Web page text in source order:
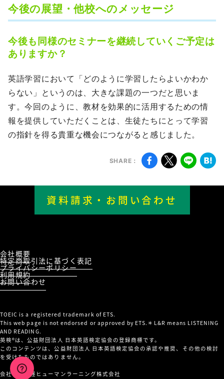
今後の展望・他校へのメッセージ
今後も同様のセミナーを継続していくご予定は
ありますか？
英語学習において「どのように学習したらよいかわか
らない」というのは、大きな課題の一つだと思いま
す。今回のように、教材を効果的に活用するための情
報を提供していただくことは、生徒たちにとって学習
の指針を得る貴重な機会につながると感じました。
SHARE：
資料請求・お問い合わせ
会社概要
特定商取引法に基づく表記
プライバシーポリシー
利用規約
お問い合わせ
TOEIC is a registered trademark of ETS.
This web page is not endorsed or approved by ETS.＊L&R means LISTENING
AND READING.
英検®は、公益財団法人 日本英語検定協会の登録商標です。
このコンテンツは、公益財団法人 日本英語検定協会の承認や推奨、その他の検討
を受けたものではありません。
会社名 産経ヒューマンラーニング株式会社